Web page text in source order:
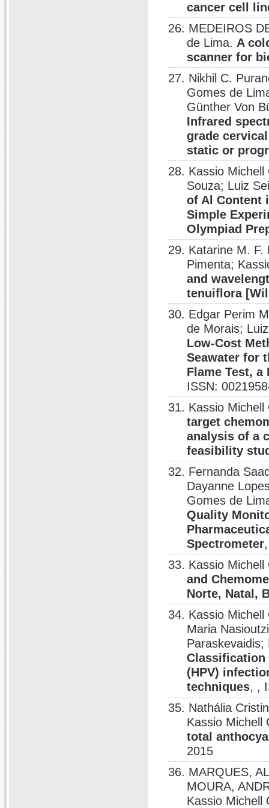
cancer cell
26. MEDEIROS
de Lima. A
scanner for
27. Nikhil C.
Gomes de
Günther Von
Infrared
grade
static or
28. Kassio
Souza; Luiz
of Al Content
Simple
Olympiad
29. Katarine M. F.
Pimenta;
and
tenuiflora
30. Edgar Perim
de Morais;
Low-Cost
Seawater for
Flame Test, a
ISSN:
31. Kassio
target
analysis of a
feasibility
32. Fernanda
Dayanne
Gomes de
Quality
Spectrometer
33. Kassio
and
Norte, Natal,
34. Kassio
Maria
(HPV)
techniques, ,
35. Nathália
Kassio
total
2015
36. MARQUES,
MOURA,
Kassio